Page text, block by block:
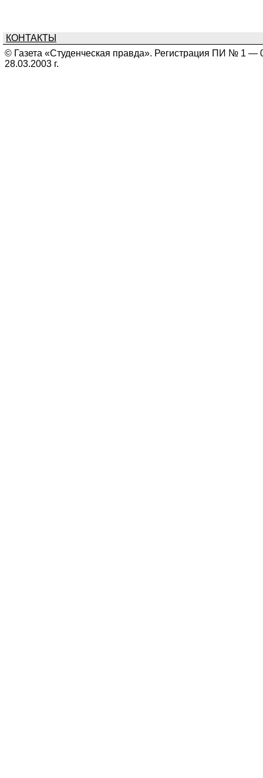
КОНТАКТЫ
© Газета «Студенческая правда». Регистрация ПИ № 1 —
28.03.2003 г.